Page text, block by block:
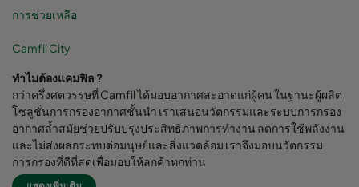
การช่วยเหลือ
Camfil City
ทำไมต้องแคมฟิล ?
กว่าครึ่งศตวรรษที่ Camfil ได้มอบอากาศสะอาดแก่ผู้คน ในฐานะผู้ผลิต
โซลูชั่นการกรองอากาศชั้นนำ เราเสนอนวัตกรรมและระบบการกรอง
อากาศล้ำสมัยช่วยปรับปรุงประสิทธิภาพการทำงาน ลดการใช้พลังงาน
และไม่ส่งผลกระทบต่อมนุษย์และสิ่งแวดล้อม เราจึงมอบนวัตกรรม
การกรองที่ดีที่สุดเพื่อมอบให้ลูกค้าทุกท่าน